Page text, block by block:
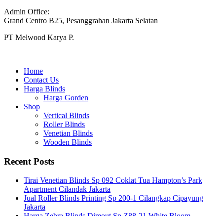
Admin Office:
Grand Centro B25, Pesanggrahan Jakarta Selatan
PT Melwood Karya P.
Home
Contact Us
Harga Blinds
Harga Gorden
Shop
Vertical Blinds
Roller Blinds
Venetian Blinds
Wooden Blinds
Recent Posts
Tirai Venetian Blinds Sp 092 Coklat Tua Hampton’s Park
Apartment Cilandak Jakarta
Jual Roller Blinds Printing Sp 200-1 Cilangkap Cipayung
Jakarta